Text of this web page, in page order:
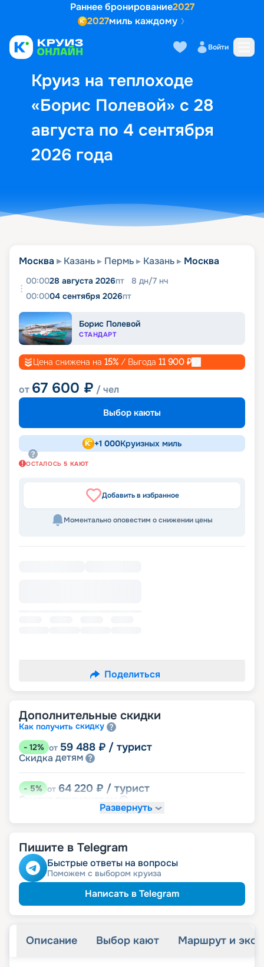
Раннее бронирование2027
2027миль каждому
Войти
Круиз на теплоходе
«Борис Полевой» с 28
августа по 4 сентября
2026 года
Выбор кают Маршрут и
Москва Казань Пермь Казань Москва
00:0028 августа 2026пт 8 дн/7 нч
00:0004 сентября 2026пт
Борис Полевой
СТАНДАРТ
Цена снижена на 15% / Выгода 11 900 ₽
от 67 600 ₽ / чел
Выбор каюты
+1 000Круизных миль
ОСТАЛОСЬ 5 КАЮТ
Добавить в избранное
Моментально оповестим о снижении цены
Поделиться
Дополнительные скидки
Как получить скидку
- 12% от 59 488 ₽ / турист
Скидка детям
-5% от 64 220 ₽ / турист
Скидка
именинникамРазвернуть
Пишите в Telegram
Быстрые ответы на вопросы
Поможем с выбором круиза
Написать в Telegram
Описание Выбор кают Маршрут и